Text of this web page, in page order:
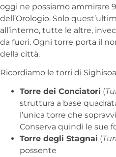
oggi ne possiamo ammirare
dell’Orologio. Solo
all’interno, tutte le altre,
da fuori. Ogni torre porta il
della città.
Ricordiamo le torri di
Torre dei Conciatori (
struttura a base
l’unica torre che
Conserva quindi le sue
Torre degli Stagnai (
possente